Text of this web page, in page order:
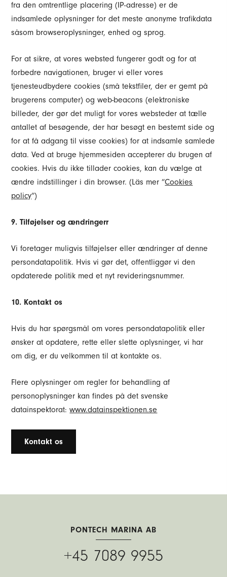
fra den omtrentlige placering (IP-adresse) er de
indsamlede oplysninger for det meste anonyme trafikdata
såsom browseroplysninger, enhed og sprog.
For at sikre, at vores websted fungerer godt og for at
forbedre navigationen, bruger vi eller vores
tjenesteudbydere cookies (små tekstfiler, der er gemt på
brugerens computer) og web-beacons (elektroniske
billeder, der gør det muligt for vores websteder at tælle
antallet af besøgende, der har besøgt en bestemt side og
for at få adgang til visse cookies) for at indsamle samlede
data. Ved at bruge hjemmesiden accepterer du brugen af
cookies. Hvis du ikke tillader cookies, kan du vælge at
ændre indstillinger i din browser. (Läs mer ”Cookies
policy”)
9. Tilføjelser og ændringerr
Vi foretager muligvis tilføjelser eller ændringer af denne
persondatapolitik. Hvis vi gør det, offentliggør vi den
opdaterede politik med et nyt revideringsnummer.
10. Kontakt os
Hvis du har spørgsmål om vores persondatapolitik eller
ønsker at opdatere, rette eller slette oplysninger, vi har
om dig, er du velkommen til at kontakte os.
Flere oplysninger om regler for behandling af
personoplysninger kan findes på det svenske
datainspektorat:www.datainspektionen.se
Kontakt os
PONTECH MARINA AB
+45 7089 9955